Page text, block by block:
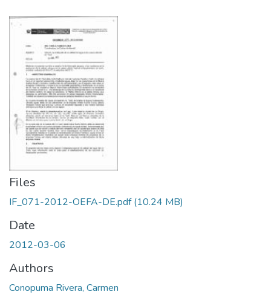
Files
IF_071-2012-OEFA-DE.pdf(10.24 MB)
Date
2012-03-06
Authors
Conopuma Rivera, Carmen